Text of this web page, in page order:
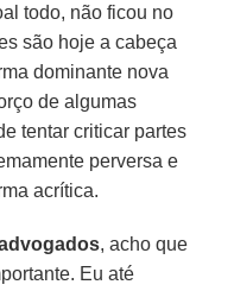
todo, não ficou no
são hoje a cabeça
dominante nova
de algumas
tentar criticar partes
perversa e
acrítica.
, acho que
Eu até